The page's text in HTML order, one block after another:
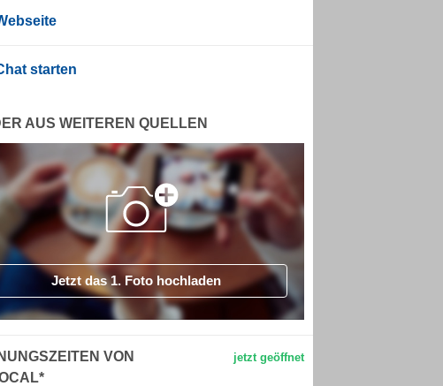
starten
AUS WEITEREN QUELLEN
Jetzt das 1. Foto hochladen
VON